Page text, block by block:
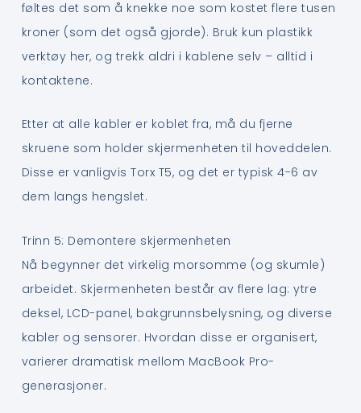
føltes det som å knekke noe som kostet flere tusen
kroner (som det også gjorde). Bruk kun plastikk
verktøy her, og trekk aldri i kablene selv – alltid i
kontaktene.
Etter at alle kabler er koblet fra, må du fjerne
skruene som holder skjermenheten til hoveddelen.
Disse er vanligvis Torx T5, og det er typisk 4-6 av
dem langs hengslet.
Trinn 5: Demontere skjermenheten
Nå begynner det virkelig morsomme (og skumle)
arbeidet. Skjermenheten består av flere lag: ytre
deksel, LCD-panel, bakgrunnsbelysning, og diverse
kabler og sensorer. Hvordan disse er organisert,
varierer dramatisk mellom MacBook Pro-
generasjoner.